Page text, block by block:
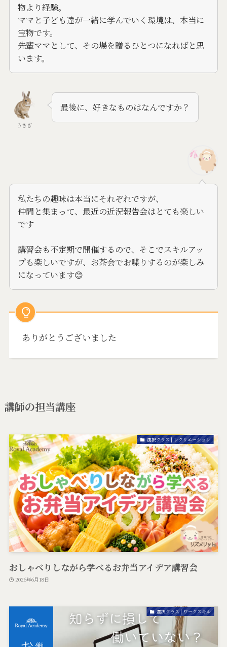
物より経験。
ママと子ども達が一緒に学んでいく環境は、本当に
宝物です。
先輩ママとして、その場を贈るひとつになればと思
います。
うさぎ
最後に、好きなものはなんですか？
私たちの趣味は本当にそれぞれですが、
仲間と集まって、最近の近況報告会はとても楽しい
です
講習会も不定期で開催するので、そこでスキルアッ
プも楽しいですが、お茶会でお喋りするのが楽しみ
になっています😊
ありがとうございました
講師の担当講座
選択クラス | レクリエーション
おしゃべりしながら学べるお弁当アイデア講習会
2026年6月18日
選択クラス | ワークスキル